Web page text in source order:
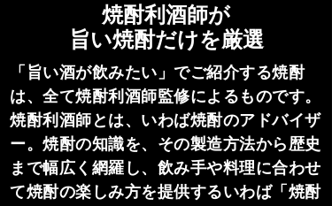
焼酎利酒師が
旨い焼酎だけを厳選
「旨い酒が飲みたい」でご紹介する焼酎
は、全て焼酎利酒師監修によるものです。
焼酎利酒師とは、いわば焼酎のアドバイザ
ー。焼酎の知識を、その製造方法から歴史
まで幅広く網羅し、飲み手や料理に合わせ
て焼酎の楽しみ方を提供するいわば「焼酎